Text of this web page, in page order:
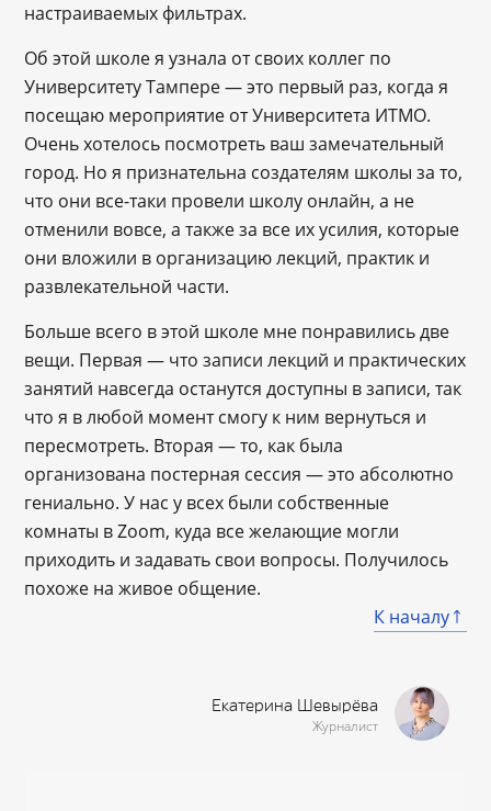
настраиваемых фильтрах.
Об этой школе я узнала от своих коллег по
Университету Тампере — это первый раз, когда я
посещаю мероприятие от Университета ИТМО.
Очень хотелось посмотреть ваш замечательный
город. Но я признательна создателям школы за то,
что они все-таки провели школу онлайн, а не
отменили вовсе, а также за все их усилия, которые
они вложили в организацию лекций, практик и
развлекательной части.
Больше всего в этой школе мне понравились две
вещи. Первая — что записи лекций и практических
занятий навсегда останутся доступны в записи, так
что я в любой момент смогу к ним вернуться и
пересмотреть. Вторая — то, как была
организована постерная сессия — это абсолютно
гениально. У нас у всех были собственные
комнаты в Zoom, куда все желающие могли
приходить и задавать свои вопросы. Получилось
похоже на живое общение.
К началу
Екатерина Шевырёва
Журналист